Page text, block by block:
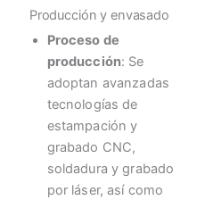
Producción y envasado
Proceso de
producción: Se
adoptan avanzadas
tecnologías de
estampación y
grabado CNC,
soldadura y grabado
por láser, así como